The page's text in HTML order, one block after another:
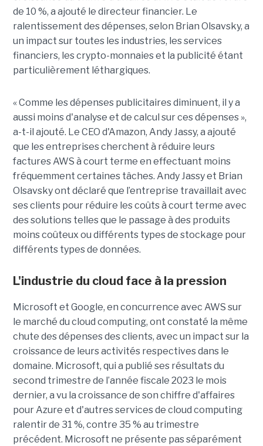
de 10 %, a ajouté le directeur financier. Le
ralentissement des dépenses, selon Brian Olsavsky, a
un impact sur toutes les industries, les services
financiers, les crypto-monnaies et la publicité étant
particulièrement léthargiques.
« Comme les dépenses publicitaires diminuent, il y a
aussi moins d'analyse et de calcul sur ces dépenses »,
a-t-il ajouté. Le CEO d'Amazon, Andy Jassy, a ajouté
que les entreprises cherchent à réduire leurs
factures AWS à court terme en effectuant moins
fréquemment certaines tâches. Andy Jassy et Brian
Olsavsky ont déclaré que l’entreprise travaillait avec
ses clients pour réduire les coûts à court terme avec
des solutions telles que le passage à des produits
moins coûteux ou différents types de stockage pour
différents types de données.
L'industrie du cloud face à la pression
Microsoft et Google, en concurrence avec AWS sur
le marché du cloud computing, ont constaté la même
chute des dépenses des clients, avec un impact sur la
croissance de leurs activités respectives dans le
domaine. Microsoft, qui a publié ses résultats du
second trimestre de l’année fiscale 2023 le mois
dernier, a vu la croissance de son chiffre d'affaires
pour Azure et d'autres services de cloud computing
ralentir de 31 %, contre 35 % au trimestre
précédent. Microsoft ne présente pas séparément